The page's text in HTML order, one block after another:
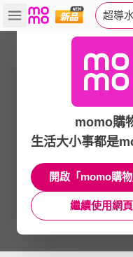
超導
momo購
生活大小事都是
開啟「momo購
繼續使用網